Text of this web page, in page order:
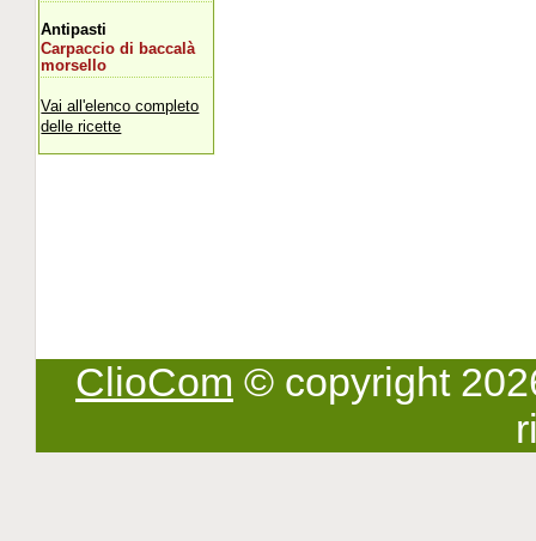
Antipasti
Carpaccio di baccalà
morsello
Vai all'elenco completo
delle ricette
ClioCom © copyright